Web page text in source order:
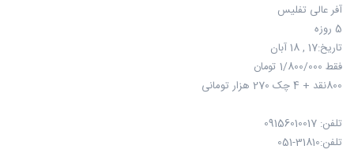
آفر عالی تفلیس
5 روزه
تاریخ:17 , 18 آبان
فقط 1/800/000 تومان
800نقد + 4 چک 270 هزار تومانی
تلفن: 09156010017
تلفن:31810-051